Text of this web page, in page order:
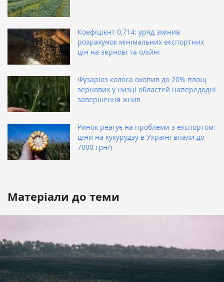
Коефіцієнт 0,714: уряд змінив
розрахунок мінімальних експортних
цін на зернові та олійні
Фузаріоз колоса охопив до 20% площ
зернових у низці областей напередодні
завершення жнив
Ринок реагує на проблеми з експортом:
ціни на кукурудзу в Україні впали до
7000 грн/т
Матеріали до теми